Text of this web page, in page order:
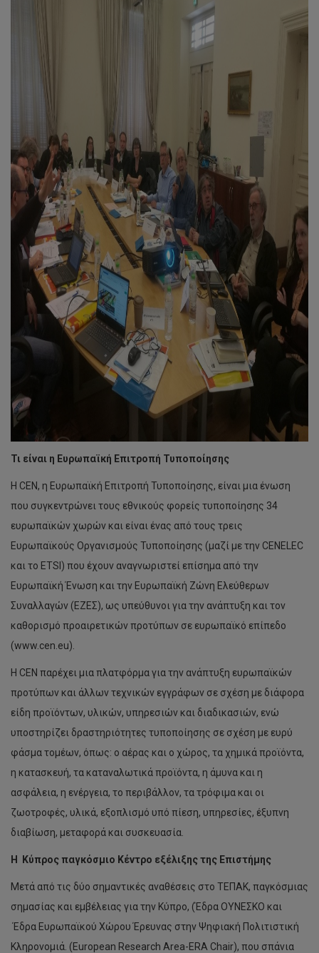
Τι είναι η Ευρωπαϊκή Επιτροπή Τυποποίησης
Η CEN, η Ευρωπαϊκή Επιτροπή Τυποποίησης, είναι μια ένωση
που συγκεντρώνει τους εθνικούς φορείς τυποποίησης 34
ευρωπαϊκών χωρών και είναι ένας από τους τρεις
Ευρωπαϊκούς Οργανισμούς Τυποποίησης (μαζί με την CENELEC
και το ETSI) που έχουν αναγνωριστεί επίσημα από την
Ευρωπαϊκή Ένωση και την Ευρωπαϊκή Ζώνη Ελεύθερων
Συναλλαγών (ΕΖΕΣ), ως υπεύθυνοι για την ανάπτυξη και τον
καθορισμό προαιρετικών προτύπων σε ευρωπαϊκό επίπεδο
(www.cen.eu).
Η CEN παρέχει μια πλατφόρμα για την ανάπτυξη ευρωπαϊκών
προτύπων και άλλων τεχνικών εγγράφων σε σχέση με διάφορα
είδη προϊόντων, υλικών, υπηρεσιών και διαδικασιών, ενώ
υποστηρίζει δραστηριότητες τυποποίησης σε σχέση με ευρύ
φάσμα τομέων, όπως: ο αέρας και ο χώρος, τα χημικά προϊόντα,
η κατασκευή, τα καταναλωτικά προϊόντα, η άμυνα και η
ασφάλεια, η ενέργεια, το περιβάλλον, τα τρόφιμα και οι
ζωοτροφές, υλικά, εξοπλισμό υπό πίεση, υπηρεσίες, έξυπνη
διαβίωση, μεταφορά και συσκευασία.
Η Κύπρος παγκόσμιο Κέντρο εξέλιξης της Επιστήμης
Μετά από τις δύο σημαντικές αναθέσεις στο ΤΕΠΑΚ, παγκόσμιας
σημασίας και εμβέλειας για την Κύπρο, (Έδρα ΟΥΝΕΣΚΟ και
Έδρα Ευρωπαϊκού Χώρου Έρευνας στην Ψηφιακή Πολιτιστική
Κληρονομιά. (European Research Area-ERA Chair), που σπάνια